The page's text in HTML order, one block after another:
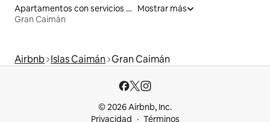
Apartamentos con servicios incluidos vacacionales
Gran Caimán
Mostrar más
Airbnb Islas Caimán Gran Caimán
© 2026 Airbnb, Inc.
Privacidad
Términos